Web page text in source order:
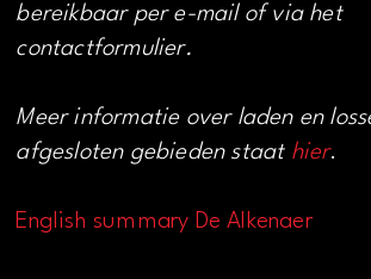
bereikbaar per e-mail of via het
contactformulier.
Meer informatie over laden en
afgesloten gebieden staat hier.
English summary De Alkenaer